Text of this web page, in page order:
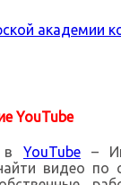
YouTube
в YouTube –
видео по